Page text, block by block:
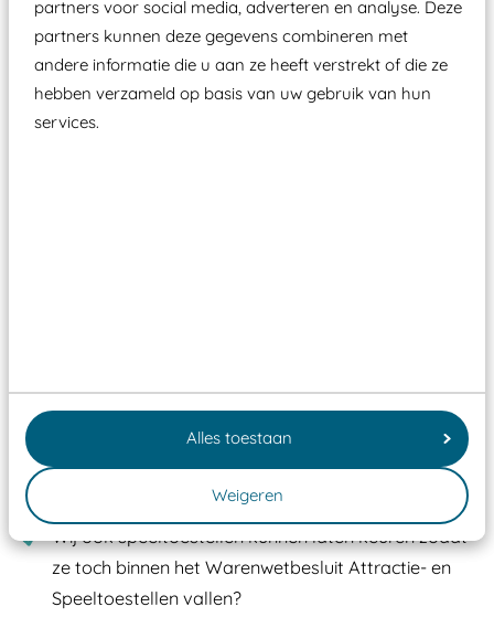
partners voor social media, adverteren en analyse. Deze
partners kunnen deze gegevens combineren met
andere informatie die u aan ze heeft verstrekt of die ze
hebben verzameld op basis van uw gebruik van hun
services.
Alles toestaan
Weigeren
Elk speeltoestel in de openbare ruimte voorzien
moet zijn van een typekeuring, -plaatje en
certificering, uitgegeven door een Nederlands
aangewezen keuringsinstantie?
Wij ook speeltoestellen kunnen laten keuren zodat
ze toch binnen het Warenwetbesluit Attractie- en
Speeltoestellen vallen?